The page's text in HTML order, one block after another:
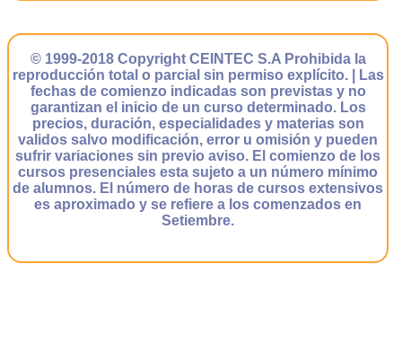
© 1999-2018 Copyright CEINTEC S.A Prohibida la
reproducción total o parcial sin permiso explícito. | Las
fechas de comienzo indicadas son previstas y no
garantizan el inicio de un curso determinado. Los
precios, duración, especialidades y materias son
validos salvo modificación, error u omisión y pueden
sufrir variaciones sin previo aviso. El comienzo de los
cursos presenciales esta sujeto a un número mínimo
de alumnos. El número de horas de cursos extensivos
es aproximado y se refiere a los comenzados en
Setiembre.